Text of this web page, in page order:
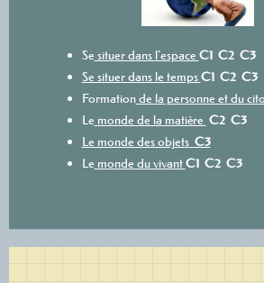
Se situer dans l’espace C1 C2 C3
Se situer dans le tempsC1 C2 C3
Formationde la personne et du
Le monde de la matière C2 C3
Le monde des objets C3
Le monde du vivantC1 C2 C3